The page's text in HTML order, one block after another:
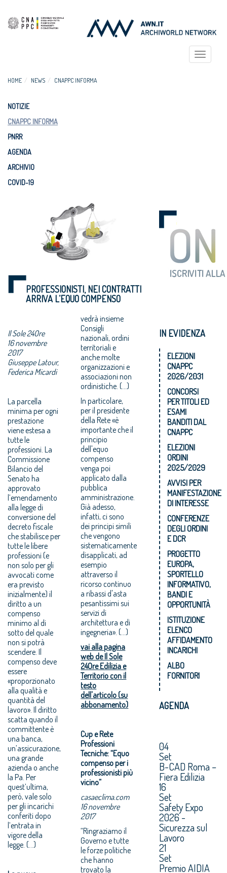
Toggle
HOME NEWS CNAPPC INFORMA
NOTIZIE
CNAPPC INFORMA
PNRR
AGENDA
ARCHIVIO
COVID-19
PROFESSIONISTI, NEI CONTRATTI
ARRIVA L’EQUO COMPENSO
Il Sole 24Ore
16 novembre
2017
Giuseppe Latour,
Federica Micardi
La parcella
minima per ogni
prestazione
viene estesa a
tutte le
professioni. La
Commissione
Bilancio del
Senato ha
approvato
l’emendamento
alla legge di
conversione del
decreto fiscale
che stabilisce per
tutte le libere
professioni (e
non solo per gli
avvocati come
era previsto
inizialmente) il
diritto a un
compenso
minimo al di
sotto del quale
non si potrà
scendere. Il
compenso deve
essere
«proporzionato
alla qualità e
quantità del
lavoro». Il diritto
scatta quando il
committente è
una banca,
un’assicurazione,
una grande
azienda o anche
la Pa. Per
quest’ultima,
però, vale solo
per gli incarichi
conferiti dopo
l’entrata in
vigore della
legge. (...)
vedrà insieme
Consigli
nazionali, ordini
territoriali e
anche molte
organizzazioni e
associazioni non
ordinistiche. (...)
In particolare,
per il presidente
della Rete «è
importante che il
principio
dell'equo
compenso
venga poi
applicato dalla
pubblica
amministrazione.
Già adesso,
infatti, ci sono
dei principi simili
che vengono
sistematicamente
disapplicati, ad
esempio
attraverso il
ricorso continuo
a ribassi d'asta
pesantissimi sui
servizi di
architettura e di
ingegneria». (...)
vai alla pagina
web de Il Sole
24Ore Edilizia e
Territorio con il
testo
dell'articolo (su
abbonamento)
Cup e Rete
Professioni
Tecniche: “Equo
compenso per i
professionisti più
vicino”
casaeclima.com
16 novembre
2017
“Ringraziamo il
Governo e tutte
le forze politiche
che hanno
trovato la
IN EVIDENZA
ELEZIONI
CNAPPC
2026/2031
CONCORSI
PER TITOLI ED
ESAMI
BANDITI DAL
CNAPPC
ELEZIONI
ORDINI
2025/2029
AVVISI PER
MANIFESTAZIONE
DI INTERESSE
CONFERENZE
DEGLI ORDINI
E DCR
PROGETTO
EUROPA,
SPORTELLO
INFORMATIVO,
BANDI E
OPPORTUNITÀ
ISTITUZIONE
ELENCO
AFFIDAMENTO
INCARICHI
ALBO
FORNITORI
AGENDA
04
Set
B-CAD Roma –
Fiera Edilizia
16
Set
Safety Expo
2026 -
Sicurezza sul
Lavoro
21
Set
Premio AIDIA